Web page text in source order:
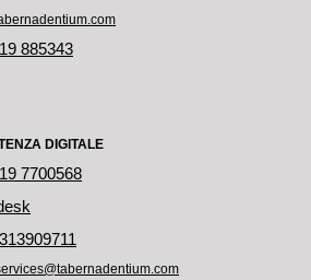
885343
DIGITALE
7700568